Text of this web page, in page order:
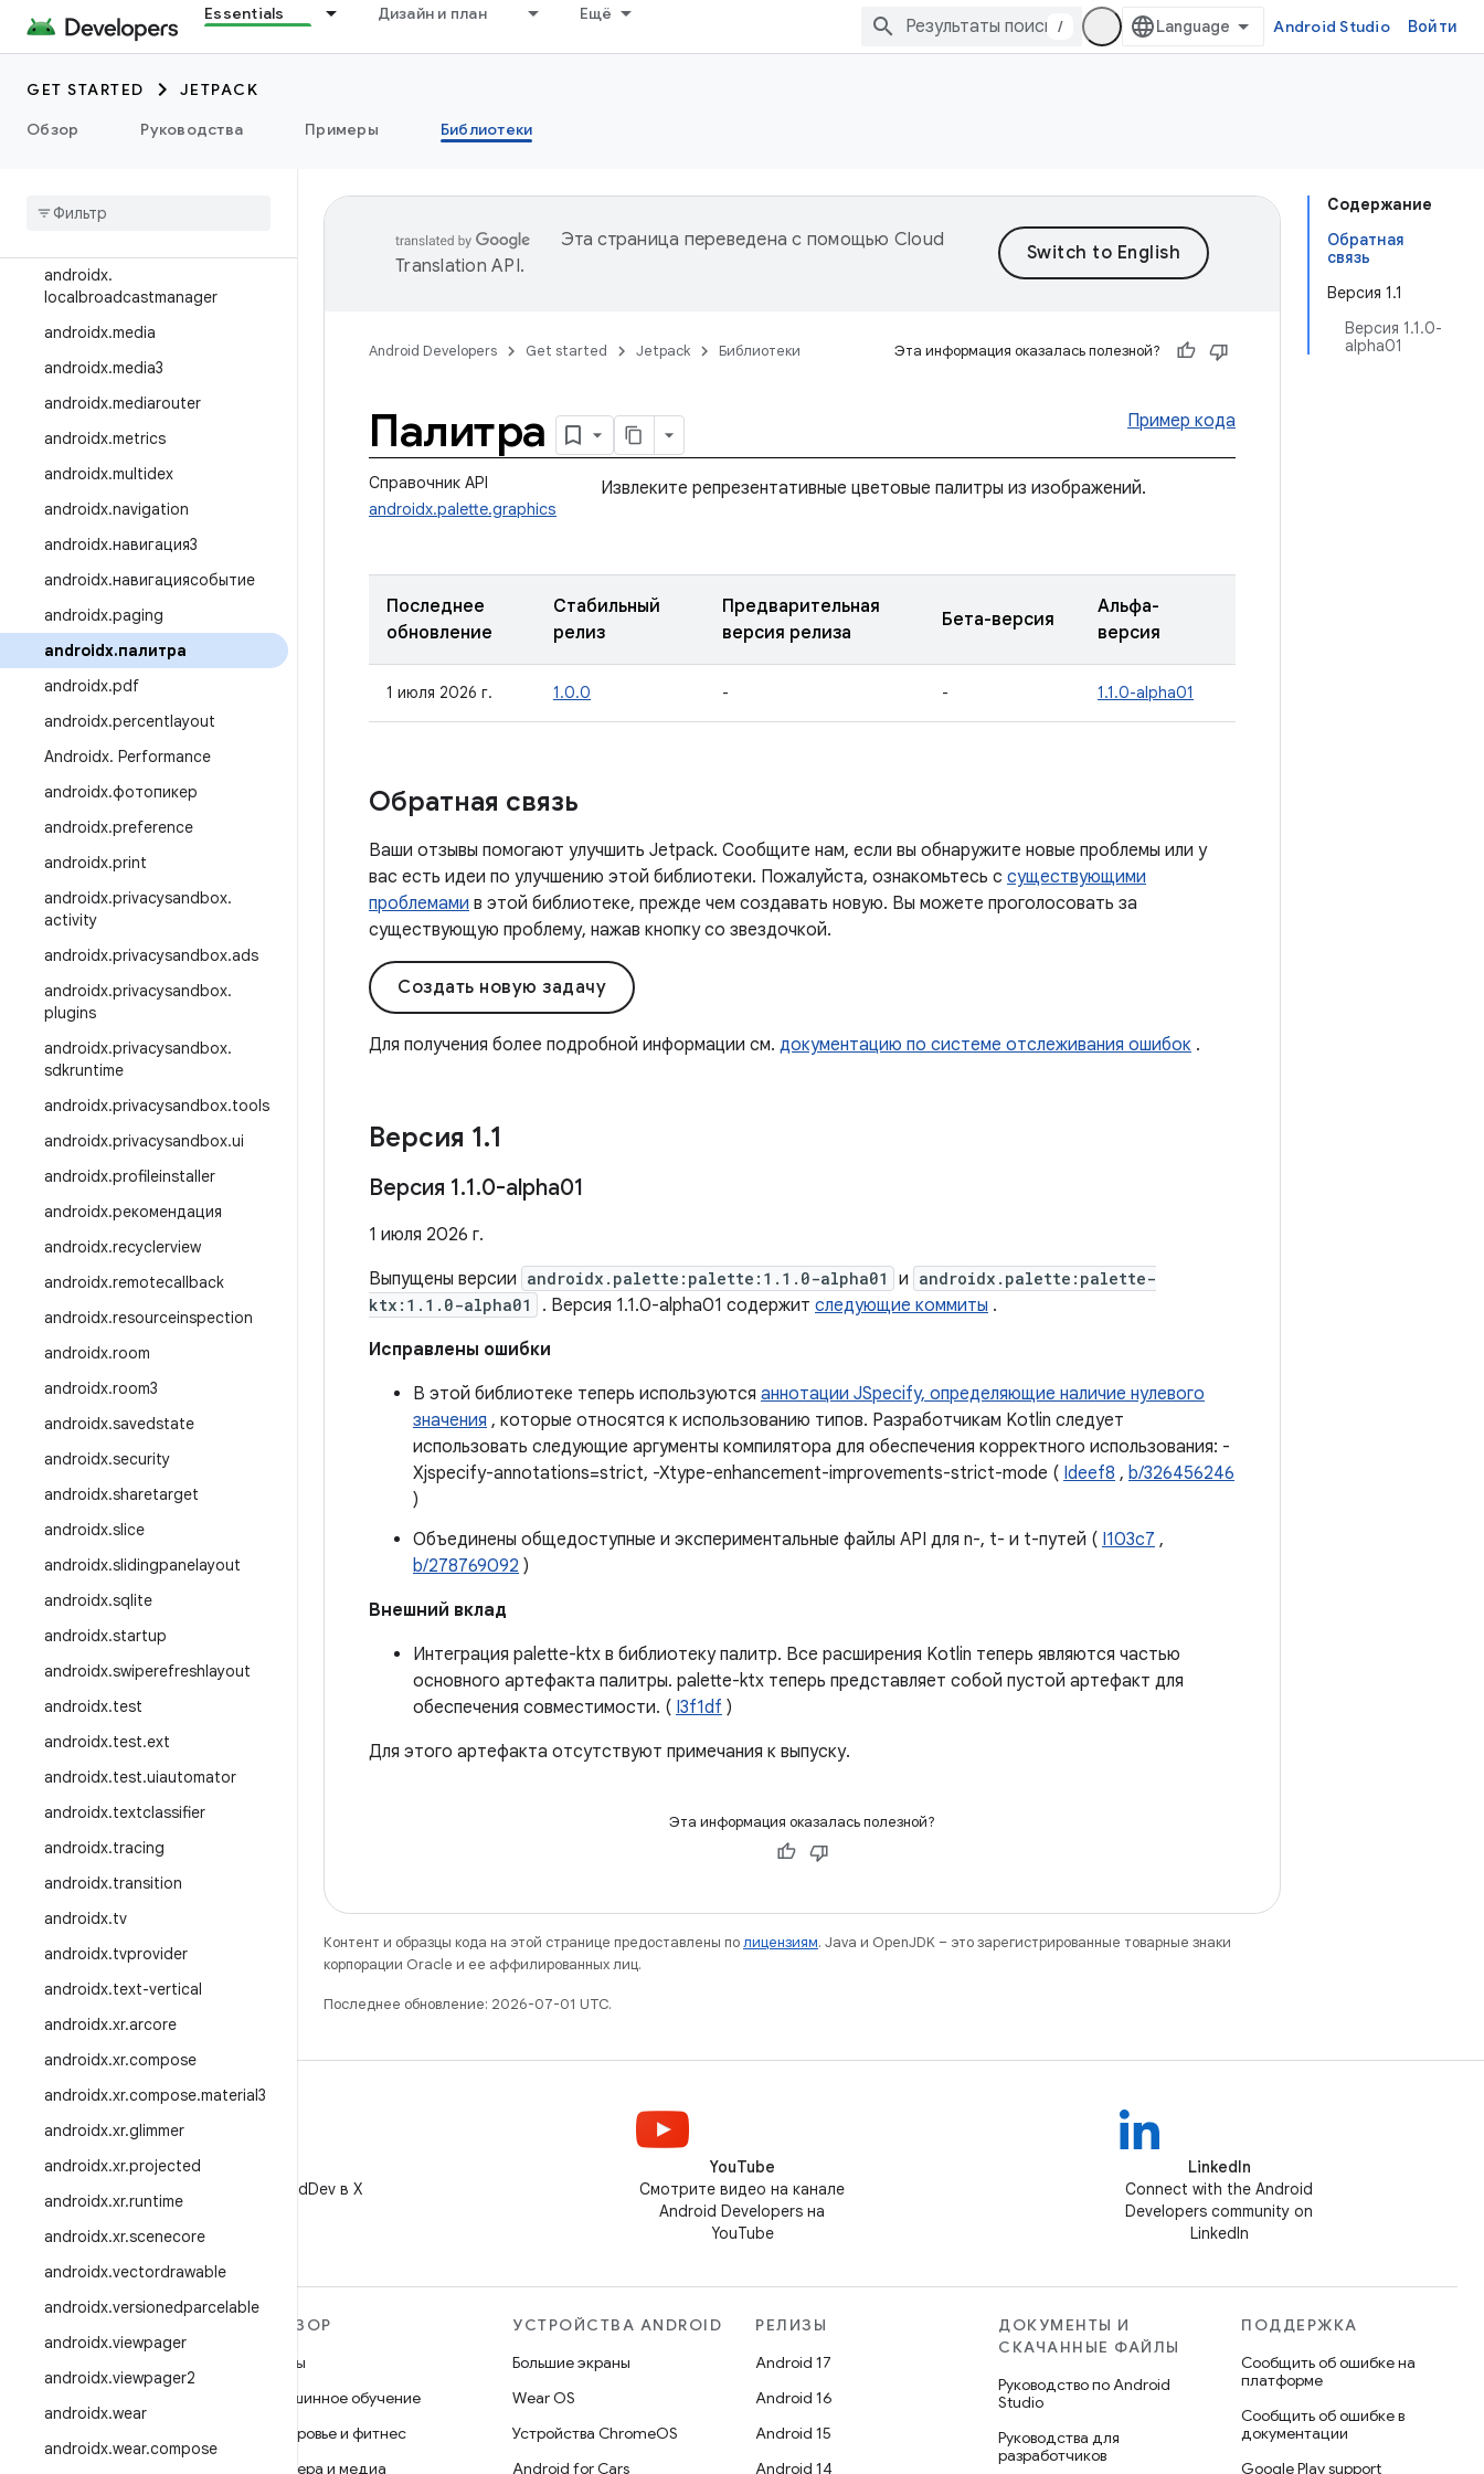
Essentials Дизайн и план Ещё
/ Android Studio Войти
GET STARTED
JETPACK
Обзор
Руководства Примеры Библиотеки
androidx.интерполятор
androidx.leanback
androidx.legacy
androidx
androidx.
localbroadcastmanager
androidx.media
androidx.media3
androidx.mediarouter
androidx.metrics
androidx.multidex
androidx.navigation
androidx.навигация3
androidx.навигациясобытие
androidx.paging
androidx.палитра
androidx.pdf
androidx.percentlayout
Androidx. Performance
androidx.фотопикер
androidx.preference
androidx.print
androidx.privacysandbox.
activity
androidx.privacysandbox.ads
androidx.privacysandbox.
plugins
androidx.privacysandbox.
sdkruntime
androidx.privacysandbox.tools
androidx.privacysandbox.ui
androidx.profileinstaller
androidx.рекомендация
androidx.recyclerview
androidx.remotecallback
androidx.resourceinspection
androidx.room
androidx.room3
androidx.savedstate
androidx.security
androidx.sharetarget
androidx.slice
androidx.slidingpanelayout
androidx.sqlite
androidx.startup
androidx.swiperefreshlayout
androidx.test
androidx.test.ext
androidx.test.uiautomator
androidx.textclassifier
androidx.tracing
androidx.transition
androidx.tv
androidx.tvprovider
androidx.text-vertical
androidx.xr.arcore
androidx.xr.compose
androidx.xr.compose.material3
androidx.xr.glimmer
androidx.xr.projected
androidx.xr.runtime
androidx.xr.scenecore
androidx.vectordrawable
androidx.versionedparcelable
androidx.viewpager
androidx.viewpager2
androidx.wear
androidx.wear.compose
Содержание
Обратная
связь
Версия 1.1
Версия 1.1.0-
alpha01
Эта страница переведена с помощью Cloud
Translation API.
Android Developers Get started Jetpack Библиотеки Эта информация оказалась полезной?
Палитра Пример кода
Справочник API
androidx.palette.graphics
Извлеките репрезентативные цветовые палитры из изображений.
Последнее
обновление
Стабильный
релиз
Предварительная
версия релиза
Бета-версия
Альфа-
версия
1 июля 2026 г. 1.0.0 - - 1.1.0-alpha01
Обратная связь
Ваши отзывы помогают улучшить Jetpack. Сообщите нам, если вы обнаружите новые проблемы или у
вас есть идеи по улучшению этой библиотеки. Пожалуйста, ознакомьтесь с существующими
проблемами в этой библиотеке, прежде чем создавать новую. Вы можете проголосовать за
существующую проблему, нажав кнопку со звездочкой.
Создать новую задачу
Для получения более подробной информации см. документацию по системе отслеживания ошибок .
Версия 1.1
Версия 1.1.0-alpha01
1 июля 2026 г.
Выпущены версии androidx.palette:palette:1.1.0-alpha01 и androidx.palette:palette-
ktx:1.1.0-alpha01
. Версия 1.1.0-alpha01 содержит следующие коммиты .
Исправлены ошибки
В этой библиотеке теперь используются аннотации JSpecify, определяющие наличие нулевого
значения , которые относятся к использованию типов. Разработчикам Kotlin следует
использовать следующие аргументы компилятора для обеспечения корректного использования: -
Xjspecify-annotations=strict, -Xtype-enhancement-improvements-strict-mode ( Ideef8 , b/326456246
)
Объединены общедоступные и экспериментальные файлы API для n-, t- и t-путей ( I103c7 ,
b/278769092 )
Внешний вклад
Интеграция palette-ktx в библиотеку палитр. Все расширения Kotlin теперь являются частью
основного артефакта палитры. palette-ktx теперь представляет собой пустой артефакт для
обеспечения совместимости. ( I3f1df )
Для этого артефакта отсутствуют примечания к выпуску.
Эта информация оказалась полезной?
Контент и образцы кода на этой странице предоставлены полицензиям. Java и OpenJDK – это зарегистрированные товарные знаки
корпорации Oracle и ее аффилированных лиц.
Последнее обновление: 2026-07-01 UTC.
Читайте @AndroidDev в X
YouTube
Смотрите видео на канале
Android Developers на
YouTube
LinkedIn
Connect with the Android
Developers community on
LinkedIn
ANDROID
Android
Android for Enterprise
Безопасность
ОБЗОР
Игры
Машинное обучение
Здоровье и фитнес
Камера и медиа
УСТРОЙСТВА ANDROID
Большие экраны
Wear OS
Устройства ChromeOS
Android for Cars
РЕЛИЗЫ
Android 17
Android 16
Android 15
Android 14
ДОКУМЕНТЫ И
СКАЧАННЫЕ ФАЙЛЫ
Руководство по Android
Studio
Руководства для
разработчиков
ПОДДЕРЖКА
Сообщить об ошибке на
платформе
Сообщить об ошибке в
документации
Google Play support